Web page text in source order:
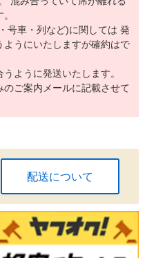
号車・列など)に関しては 発
うにいたしますが確約はで
ように発送いたします。
ご案内メールに記載させて
配送について